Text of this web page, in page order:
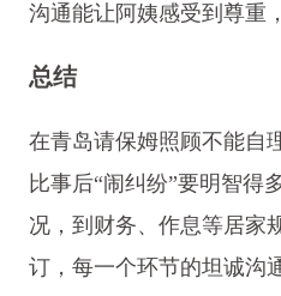
沟通能让阿姨感受到尊重
总结
在青岛请保姆照顾不能自
比事后“闹纠纷”要明智得
况，到财务、作息等居家
订，每一个环节的坦诚沟